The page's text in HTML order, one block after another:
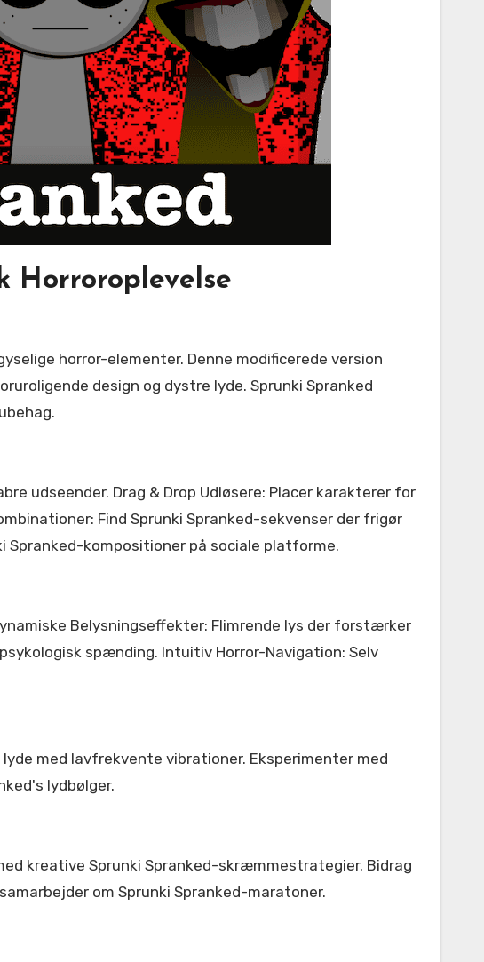
Horroroplevelse
design og dystre lyde. Sprunki Spranked
udseender. Drag & Drop Udløsere: Placer karakterer for
Find Sprunki Spranked-sekvenser der frigør
Spranked-kompositioner på sociale platforme.
Belysningseffekter: Flimrende lys der forstærker
spænding. Intuitiv Horror-Navigation: Selv
med lavfrekvente vibrationer. Eksperimenter med
lydbølger.
kreative Sprunki Spranked-skræmmestrategier. Bidrag
om Sprunki Spranked-maratoner.